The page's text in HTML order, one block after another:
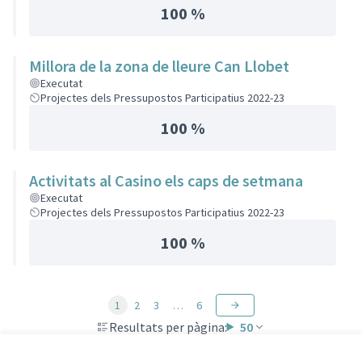
100 %
Millora de la zona de lleure Can Llobet
Executat
Projectes dels Pressupostos Participatius 2022-23
100 %
Activitats al Casino els caps de setmana
Executat
Projectes dels Pressupostos Participatius 2022-23
100 %
Resultats per pàgina: 50
1 2 3 … 6